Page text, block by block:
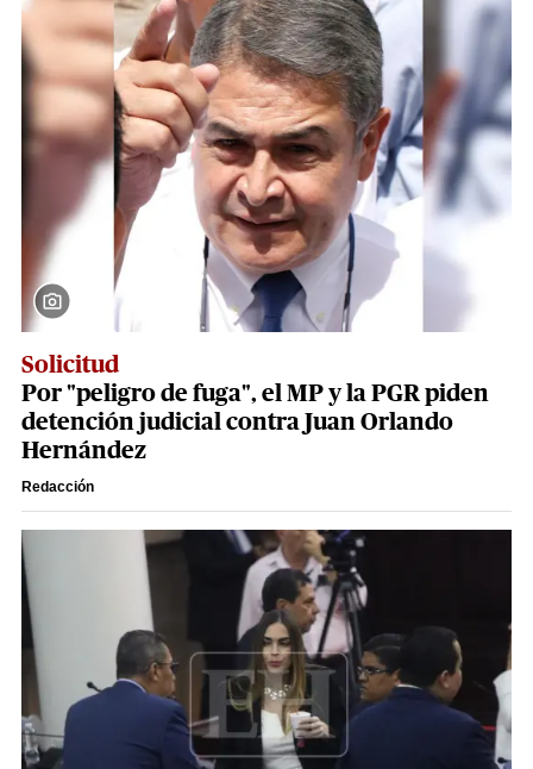
Solicitud
Por "peligro de fuga", el MP y la PGR piden
detención judicial contra Juan Orlando
Hernández
Redacción